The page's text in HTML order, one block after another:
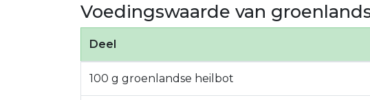
Voedingswaarde van
Deel
100 g groenlandse heilbot